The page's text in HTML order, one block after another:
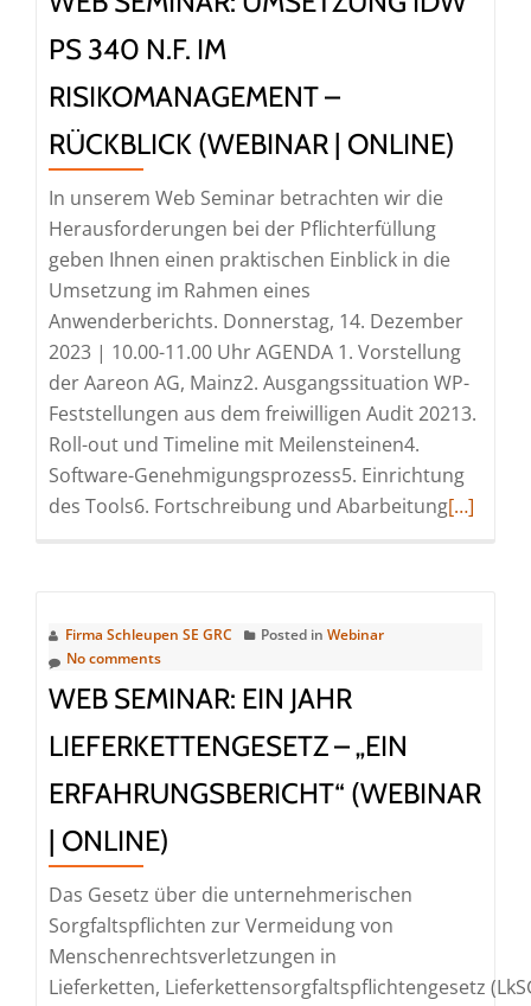
PS 340 N.F. IM
RISIKOMANAGEMENT –
RÜCKBLICK (WEBINAR | ONLINE)
In unserem Web Seminar betrachten wir die
Herausforderungen bei der Pflichterfüllung
geben Ihnen einen praktischen Einblick in die
Umsetzung im Rahmen eines
Anwenderberichts. Donnerstag, 14. Dezember
2023 | 10.00-11.00 Uhr AGENDA 1. Vorstellung
der Aareon AG, Mainz2. Ausgangssituation WP-
Feststellungen aus dem freiwilligen Audit 20213.
Roll-out und Timeline mit Meilensteinen4.
Software-Genehmigungsprozess5. Einrichtung
des Tools6. Fortschreibung und AbarbeitungRead
n.F.
Online)
[…]
Firma Schleupen SE GRC Posted in Webinar
No comments
WEB SEMINAR: EIN JAHR
LIEFERKETTENGESETZ – „EIN
ERFAHRUNGSBERICHT“ (WEBINAR
| ONLINE)
Das Gesetz über die unternehmerischen
Sorgfaltspflichten zur Vermeidung von
Menschenrechtsverletzungen in
Lieferketten, Lieferkettensorgfaltspflichtengesetz